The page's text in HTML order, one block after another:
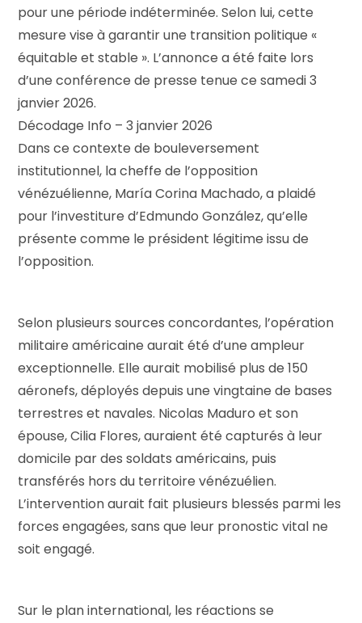
pour une période indéterminée. Selon lui, cette
mesure vise à garantir une transition politique «
équitable et stable ». L’annonce a été faite lors
d’une conférence de presse tenue ce samedi 3
janvier 2026.
Décodage Info – 3 janvier 2026
Dans ce contexte de bouleversement
institutionnel, la cheffe de l’opposition
vénézuélienne, María Corina Machado, a plaidé
pour l’investiture d’Edmundo González, qu’elle
présente comme le président légitime issu de
l’opposition.
Selon plusieurs sources concordantes, l’opération
militaire américaine aurait été d’une ampleur
exceptionnelle. Elle aurait mobilisé plus de 150
aéronefs, déployés depuis une vingtaine de bases
terrestres et navales. Nicolas Maduro et son
épouse, Cilia Flores, auraient été capturés à leur
domicile par des soldats américains, puis
transférés hors du territoire vénézuélien.
L’intervention aurait fait plusieurs blessés parmi les
forces engagées, sans que leur pronostic vital ne
soit engagé.
Sur le plan international, les réactions se